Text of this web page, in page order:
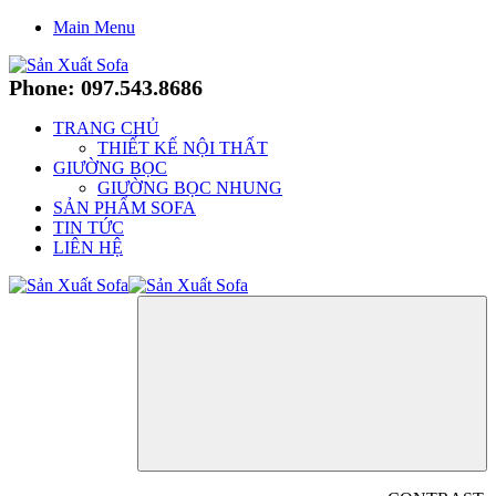
Main Menu
Phone: 097.543.8686
TRANG CHỦ
THIẾT KẾ NỘI THẤT
GIƯỜNG BỌC
GIƯỜNG BỌC NHUNG
SẢN PHẨM SOFA
TIN TỨC
LIÊN HỆ